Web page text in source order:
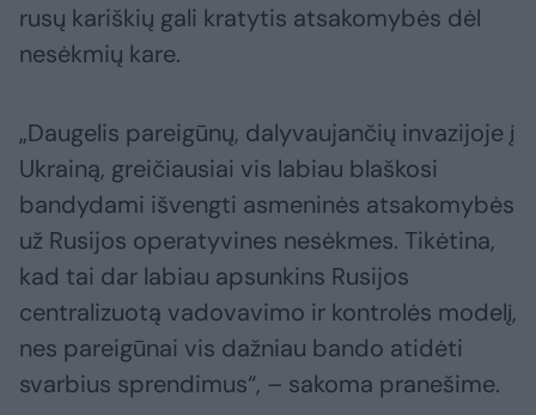
rusų kariškių gali kratytis atsakomybės dėl
nesėkmių kare.
„Daugelis pareigūnų, dalyvaujančių invazijoje į
Ukrainą, greičiausiai vis labiau blaškosi
bandydami išvengti asmeninės atsakomybės
už Rusijos operatyvines nesėkmes. Tikėtina,
kad tai dar labiau apsunkins Rusijos
centralizuotą vadovavimo ir kontrolės modelį,
nes pareigūnai vis dažniau bando atidėti
svarbius sprendimus“, – sakoma pranešime.